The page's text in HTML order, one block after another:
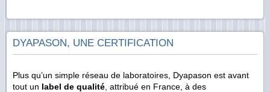
DYAPASON, UNE CERTIFICATION
Plus qu’un simple réseau de laboratoires, Dyapason est avant
tout un label de qualité , attribué en France, à des